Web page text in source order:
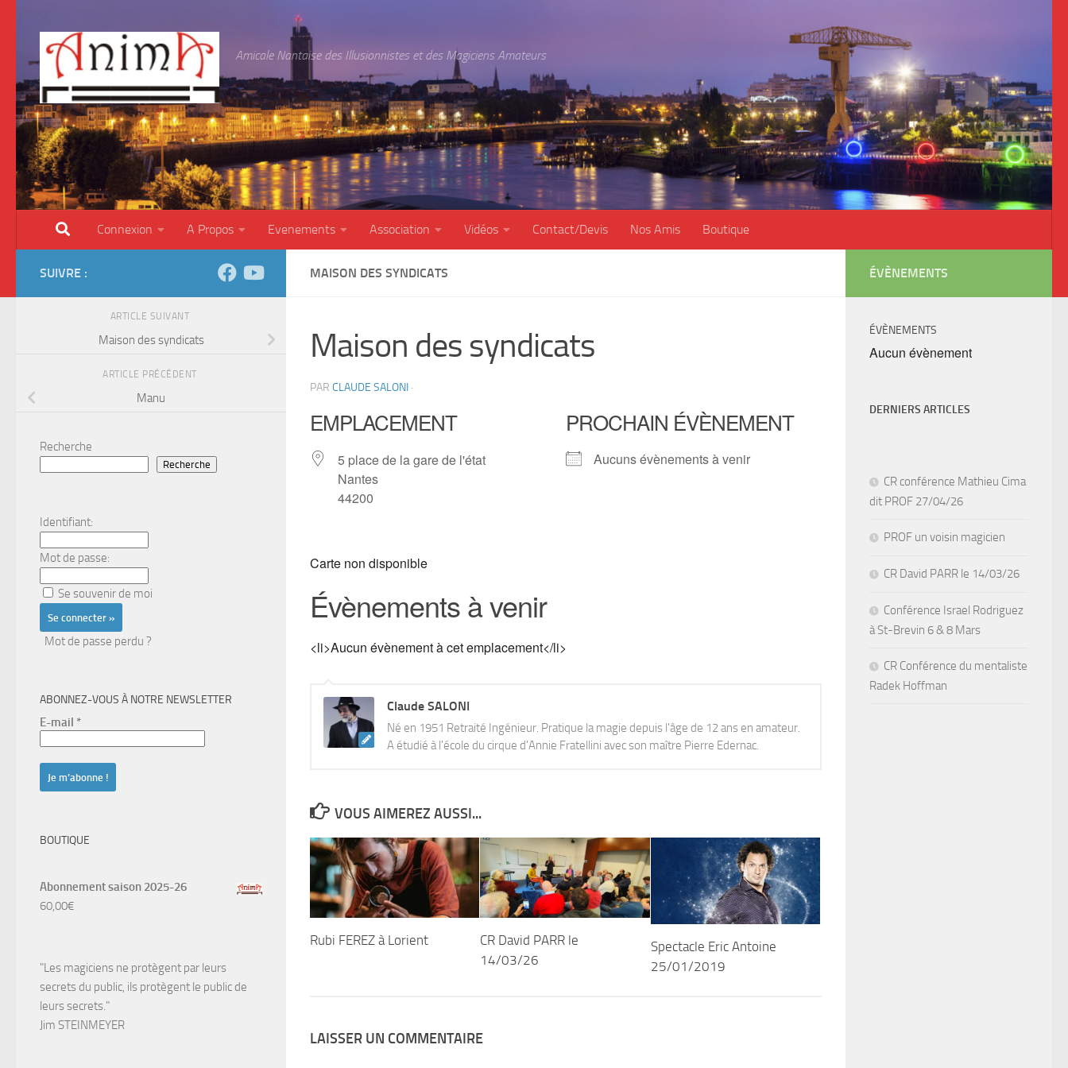
Amicale Nantaise des Illusionnistes et des Magiciens Amateurs
Connexion A Propos Evenements Association Vidéos Contact/Devis Nos Amis Boutique
MAISON DES SYNDICATS
Maison des syndicats
PAR CLAUDE SALONI ·
EMPLACEMENT
5 place de la gare de l'état
Nantes
44200
PROCHAIN ÉVÈNEMENT
Aucuns évènements à venir
Carte non disponible
Évènements à venir
<li>Aucun évènement à cet emplacement</li>
Claude SALONI
Né en 1951 Retraité Ingénieur. Pratique la magie depuis l'âge de 12 ans en amateur.
A étudié à l'école du cirque d'Annie Fratellini avec son maître Pierre Edernac.
VOUS AIMEREZ AUSSI...
Rubi FEREZ à Lorient
CR David PARR le
14/03/26
Spectacle Eric Antoine
25/01/2019
LAISSER UN COMMENTAIRE
SUIVRE :
ARTICLE SUIVANT
Maison des syndicats
ARTICLE PRÉCÉDENT
Manu
Recherche
Recherche
Identifiant:
Mot de passe:
Se souvenir de moi
Mot de passe perdu ?
ABONNEZ-VOUS À NOTRE NEWSLETTER
E-mail *
BOUTIQUE
Abonnement saison 2025-26
60,00€
"Les magiciens ne protègent par leurs
secrets du public, ils protègent le public de
leurs secrets."
Jim STEINMEYER
ÉVÈNEMENTS
ÉVÈNEMENTS
Aucun évènement
DERNIERS ARTICLES
CR conférence Mathieu Cima
dit PROF 27/04/26
PROF un voisin magicien
CR David PARR le 14/03/26
Conférence Israel Rodriguez
à St-Brevin 6 & 8 Mars
CR Conférence du mentaliste
Radek Hoffman